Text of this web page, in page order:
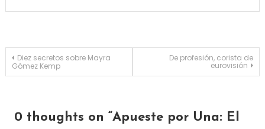
Navegación de entradas
Diez secretos sobre Mayra
Gómez Kemp
De profesión, corista de
eurovisión
0 thoughts on “Apueste por Una: El